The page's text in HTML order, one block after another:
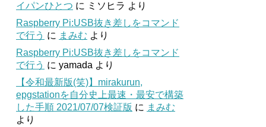
イパンひとつ に ミソヒラ より
Raspberry Pi:USB抜き差しをコマンド
で行う に まみむ より
Raspberry Pi:USB抜き差しをコマンド
で行う に yamada より
【令和最新版(笑)】mirakurun,
epgstationを自分史上最速・最安で構築
した手順 2021/07/07検証版 に まみむ
より